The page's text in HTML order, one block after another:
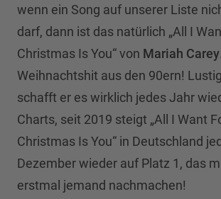
wenn ein Song auf unserer Liste
darf, dann ist das natürlich „All I
Christmas Is You“ von Mariah Carey
Weihnachtshit aus den 90ern!
schafft er es wirklich jedes Jahr
Charts, seit 2019 steigt „All I Want
Christmas Is You“ in Deutschland
Dezember wieder auf Platz 1, das
erstmal jemand nachmachen!